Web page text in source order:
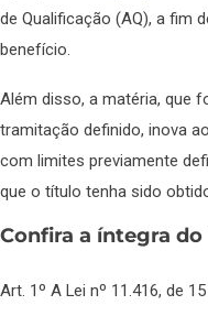
de Qualificação (AQ), a fim
benefício.
Além disso, a matéria, que
tramitação definido, inova
com limites previamente
que o título tenha sido
Confira a íntegra do
Art. 1º A Lei nº 11.416, de